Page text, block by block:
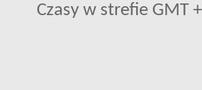
Czasy w strefie GMT